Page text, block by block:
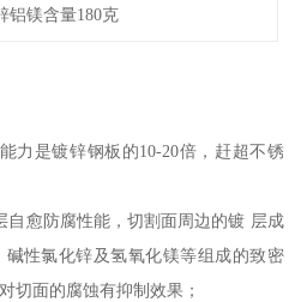
铝镁含量180克
力是镀锌钢板的10-20倍，赶超不锈
自愈防腐性能，切割面周边的镀 层成
性氯化锌及氢氧化镁等组成的致密
切面的腐蚀有抑制效果；